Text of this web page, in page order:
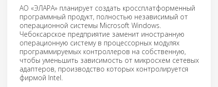
АО «ЭЛАРА» планирует создать кроссплатформенный
программный продукт, полностью независимый от
операционной системы Microsoft Windows.
Чебоксарское предприятие заменит иностранную
операционную систему в процессорных модулях
программируемых контроллеров на собственную,
чтобы уменьшить зависимость от микросхем сетевых
адаптеров, производство которых контролируется
фирмой Intel.